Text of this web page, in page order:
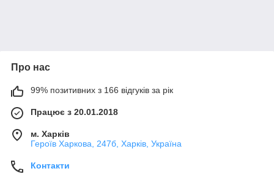
Про нас
99% позитивних з 166 відгуків за рік
Працює з 20.01.2018
м. Харків
Героїв Харкова, 247б, Харків, Україна
Контакти